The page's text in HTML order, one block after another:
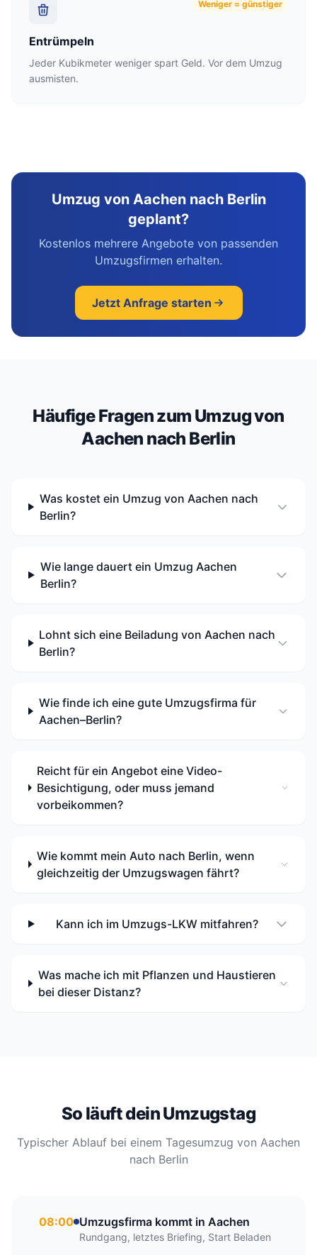
Weniger = günstiger
Entrümpeln
Jeder Kubikmeter weniger spart Geld. Vor dem Umzug
ausmisten.
Umzug von Aachen nach Berlin
geplant?
Kostenlos mehrere Angebote von passenden
Umzugsfirmen erhalten.
Jetzt Anfrage starten
Häufige Fragen zum Umzug von
Aachen nach Berlin
Was kostet ein Umzug von Aachen nach
Berlin?
Wie lange dauert ein Umzug Aachen
Berlin?
Lohnt sich eine Beiladung von Aachen nach
Berlin?
Wie finde ich eine gute Umzugsfirma für
Aachen–Berlin?
Reicht für ein Angebot eine Video-
Besichtigung, oder muss jemand
vorbeikommen?
Wie kommt mein Auto nach Berlin, wenn
gleichzeitig der Umzugswagen fährt?
Kann ich im Umzugs-LKW mitfahren?
Was mache ich mit Pflanzen und Haustieren
bei dieser Distanz?
So läuft dein Umzugstag
Typischer Ablauf bei einem Tagesumzug von Aachen
nach Berlin
08:00 Umzugsfirma kommt in Aachen
Rundgang, letztes Briefing, Start Beladen